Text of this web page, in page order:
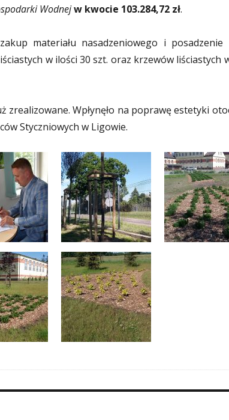
Wodnejw kwocie 103.284,72 zł.
materiału nasadzeniowego i posadzenie
w ilości 30 szt. oraz krzewów liściastych
zrealizowane. Wpłynęło na poprawę estetyki
Styczniowych w Ligowie.